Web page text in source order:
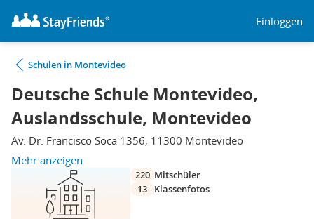
Einloggen
Schulen in Montevideo
Deutsche Schule Montevideo,
Auslandsschule, Montevideo
Av. Dr. Francisco Soca 1356, 11300 Montevideo
Mehr anzeigen
220 Mitschüler
13
Klassenfotos